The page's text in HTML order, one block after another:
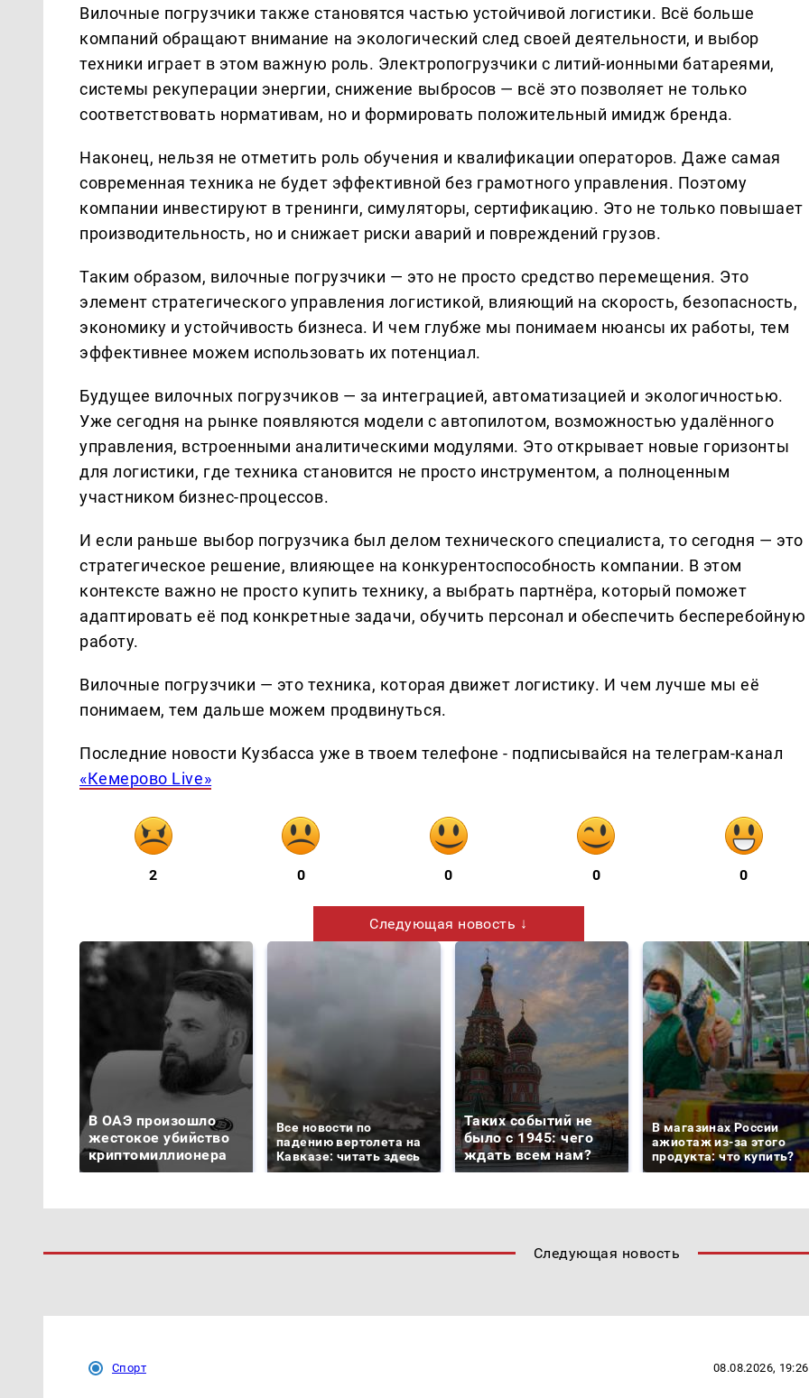
Вилочные погрузчики также становятся частью устойчивой логистики. Всё больше
компаний обращают внимание на экологический след своей деятельности, и выбор
техники играет в этом важную роль. Электропогрузчики с литий-ионными батареями,
системы рекуперации энергии, снижение выбросов — всё это позволяет не только
соответствовать нормативам, но и формировать положительный имидж бренда.
Наконец, нельзя не отметить роль обучения и квалификации операторов. Даже самая
современная техника не будет эффективной без грамотного управления. Поэтому
компании инвестируют в тренинги, симуляторы, сертификацию. Это не только повышает
производительность, но и снижает риски аварий и повреждений грузов.
Таким образом, вилочные погрузчики — это не просто средство перемещения. Это
элемент стратегического управления логистикой, влияющий на скорость, безопасность,
экономику и устойчивость бизнеса. И чем глубже мы понимаем нюансы их работы, тем
эффективнее можем использовать их потенциал.
Будущее вилочных погрузчиков — за интеграцией, автоматизацией и экологичностью.
Уже сегодня на рынке появляются модели с автопилотом, возможностью удалённого
управления, встроенными аналитическими модулями. Это открывает новые горизонты
для логистики, где техника становится не просто инструментом, а полноценным
участником бизнес-процессов.
И если раньше выбор погрузчика был делом технического специалиста, то сегодня — это
стратегическое решение, влияющее на конкурентоспособность компании. В этом
контексте важно не просто купить технику, а выбрать партнёра, который поможет
адаптировать её под конкретные задачи, обучить персонал и обеспечить бесперебойную
работу.
Вилочные погрузчики — это техника, которая движет логистику. И чем лучше мы её
понимаем, тем дальше можем продвинуться.
Последние новости Кузбасса уже в твоем телефоне - подписывайся на телеграм-канал
«Кемерово Live»
2 0 0 0 0
Следующая новость ↓
В ОАЭ произошло
жестокое убийство
криптомиллионера
Все новости по
падению вертолета на
Кавказе: читать здесь
Таких событий не
было с 1945: чего
ждать всем нам?
В магазинах России
ажиотаж из-за этого
продукта: что купить?
Следующая новость
Спорт 08.08.2026, 19:26